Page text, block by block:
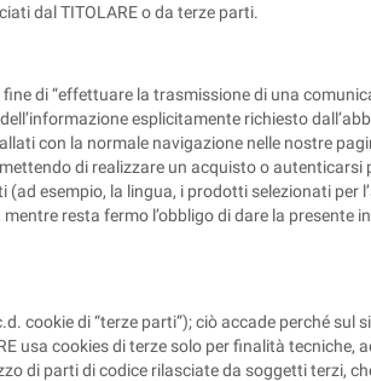
dal TITOLARE o da terze parti.
di “effettuare la trasmissione di una
esplicitamente richiesto
con la normale navigazione nelle nostre
di realizzare un acquisto o autenticarsi
esempio, la lingua, i prodotti selezionati per
resta fermo l’obbligo di dare la presente
cookie di “terze parti”); ciò accade perché sul
usa cookies di terze solo per finalità tecniche,
di parti di codice rilasciate da soggetti terzi,